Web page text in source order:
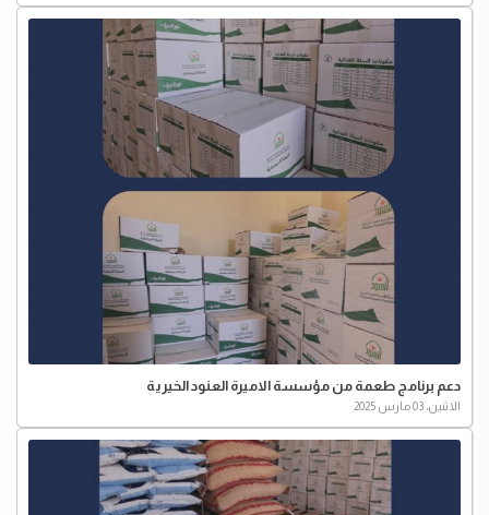
دعم برنامج طعمة من مؤسسة الاميرة العنود الخيرية
الاثنين، 03 مارس 2025